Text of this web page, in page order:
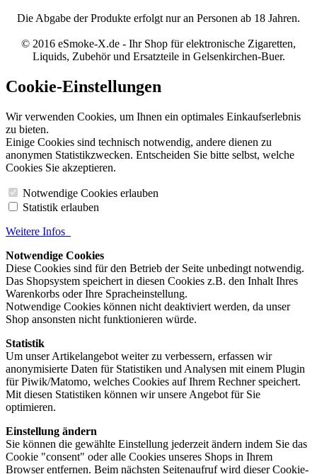
Die Abgabe der Produkte erfolgt nur an Personen ab 18 Jahren.
© 2016 eSmoke-X.de - Ihr Shop für elektronische Zigaretten,
Liquids, Zubehör und Ersatzteile in Gelsenkirchen-Buer.
Cookie-Einstellungen
Wir verwenden Cookies, um Ihnen ein optimales Einkaufserlebnis
zu bieten.
Einige Cookies sind technisch notwendig, andere dienen zu
anonymen Statistikzwecken. Entscheiden Sie bitte selbst, welche
Cookies Sie akzeptieren.
Notwendige Cookies erlauben
Statistik erlauben
Weitere Infos
Notwendige Cookies
Diese Cookies sind für den Betrieb der Seite unbedingt notwendig.
Das Shopsystem speichert in diesen Cookies z.B. den Inhalt Ihres
Warenkorbs oder Ihre Spracheinstellung.
Notwendige Cookies können nicht deaktiviert werden, da unser
Shop ansonsten nicht funktionieren würde.
Statistik
Um unser Artikelangebot weiter zu verbessern, erfassen wir
anonymisierte Daten für Statistiken und Analysen mit einem Plugin
für Piwik/Matomo, welches Cookies auf Ihrem Rechner speichert.
Mit diesen Statistiken können wir unsere Angebot für Sie
optimieren.
Einstellung ändern
Sie können die gewählte Einstellung jederzeit ändern indem Sie das
Cookie "consent" oder alle Cookies unseres Shops in Ihrem
Browser entfernen. Beim nächsten Seitenaufruf wird dieser Cookie-